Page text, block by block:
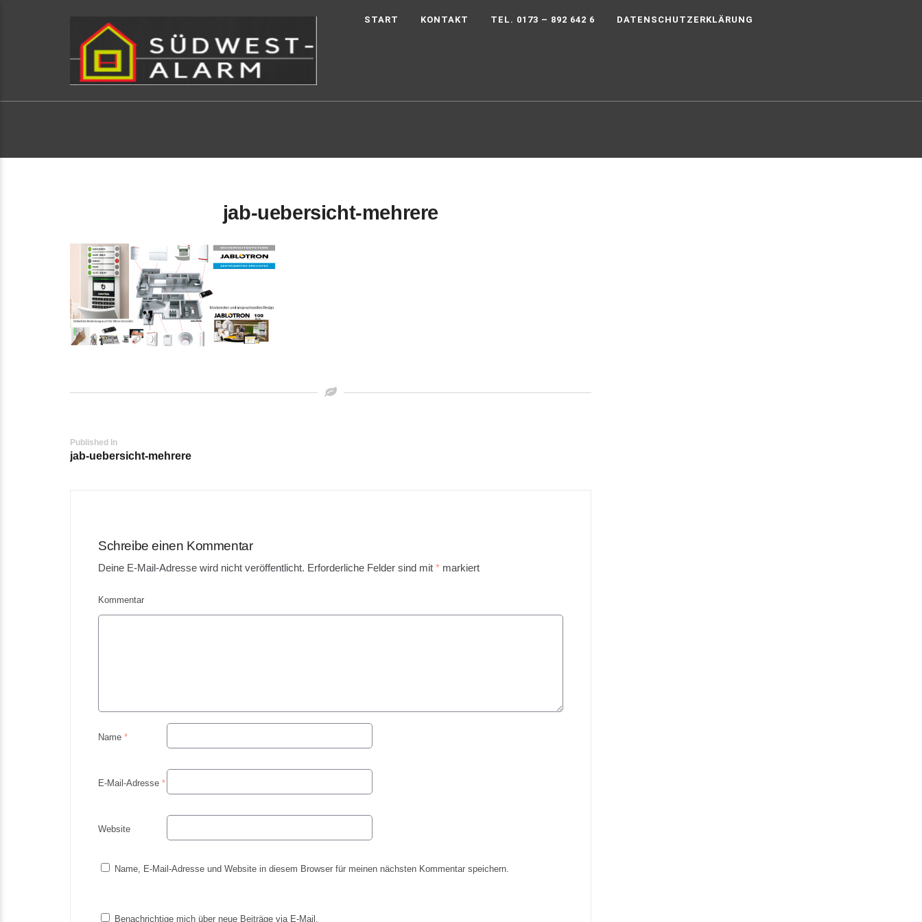
START KONTAKT TEL. 0173 – 892 642 6 DATENSCHUTZERKLÄRUNG
jab-uebersicht-mehrere
Post
navigation
Published In
jab-uebersicht-mehrere
Schreibe einen Kommentar
Deine E-Mail-Adresse wird nicht veröffentlicht. Erforderliche Felder sind mit * markiert
Kommentar
Name *
E-Mail-Adresse *
Website
Name, E-Mail-Adresse und Website in diesem Browser für meinen nächsten Kommentar speichern.
Benachrichtige mich über neue Beiträge via E-Mail.